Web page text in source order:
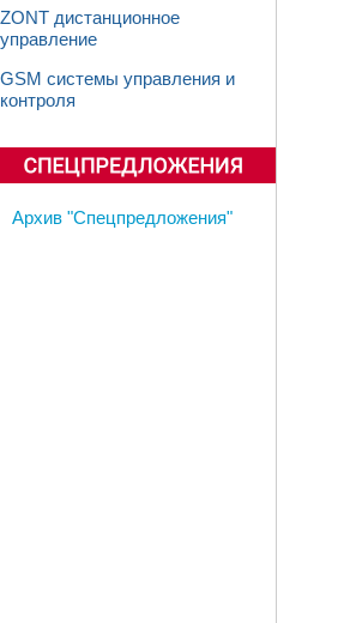
ZONT дистанционное
управление
GSM системы управления и
контроля
Архив "Спецпредложения"